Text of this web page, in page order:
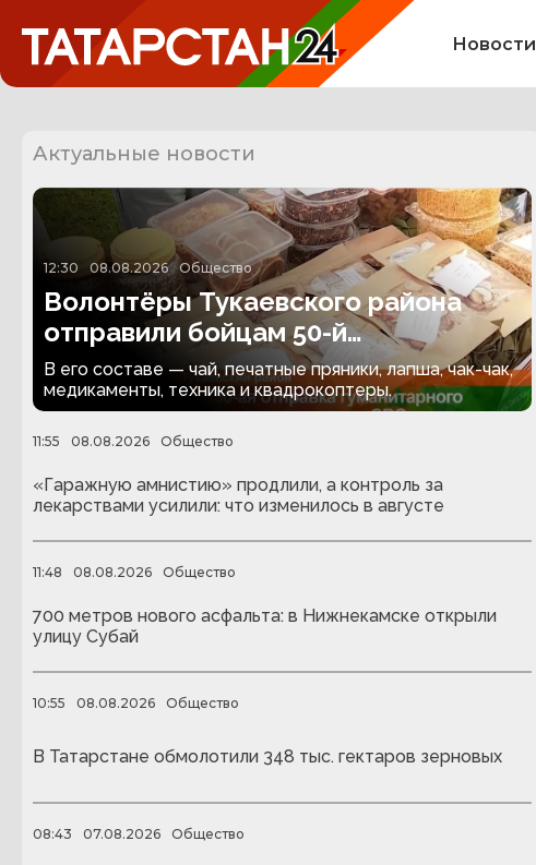
Новости
Актуальные новости
12:30 08.08.2026 Общество
Волонтёры Тукаевского района
отправили бойцам 50-й
гуманитарный груз
В его составе — чай, печатные пряники, лапша, чак-чак,
медикаменты, техника и квадрокоптеры.
11:55 08.08.2026 Общество
«Гаражную амнистию» продлили, а контроль за
лекарствами усилили: что изменилось в августе
11:48 08.08.2026 Общество
700 метров нового асфальта: в Нижнекамске открыли
улицу Субай
10:55 08.08.2026 Общество
В Татарстане обмолотили 348 тыс. гектаров зерновых
08:43 07.08.2026 Общество